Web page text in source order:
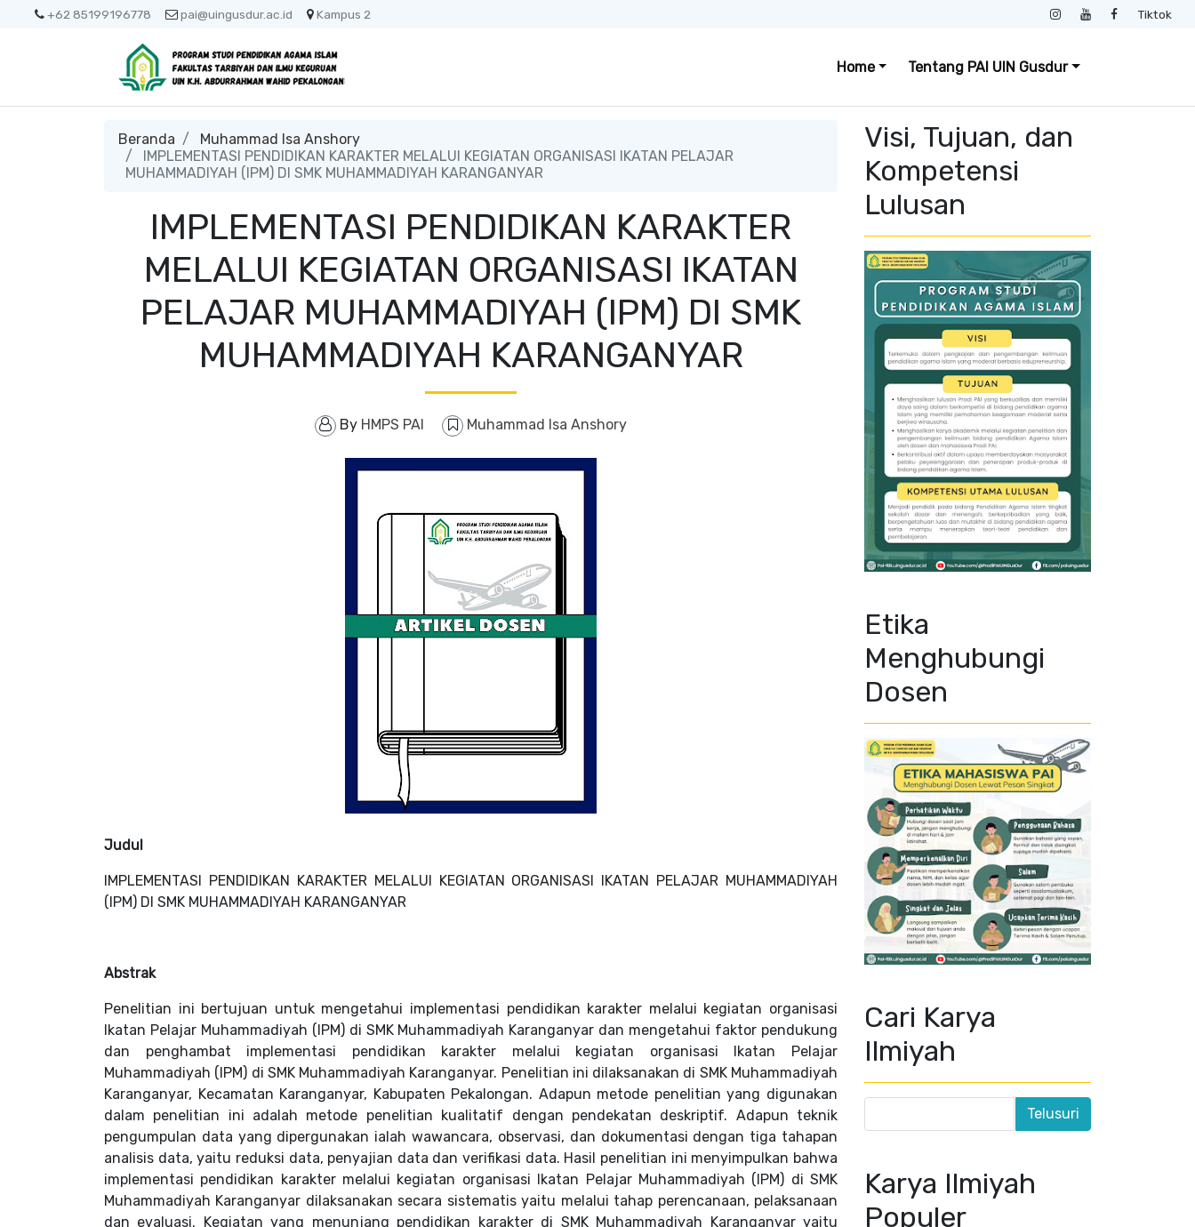
+62 85199196778 pai@uingusdur.ac.id Kampus 2 Tiktok
Home Tentang PAI UIN Gusdur
Beranda
Muhammad Isa Anshory
IMPLEMENTASI PENDIDIKAN KARAKTER MELALUI KEGIATAN ORGANISASI IKATAN PELAJAR
MUHAMMADIYAH (IPM) DI SMK MUHAMMADIYAH KARANGANYAR
IMPLEMENTASI PENDIDIKAN KARAKTER
MELALUI KEGIATAN ORGANISASI IKATAN
PELAJAR MUHAMMADIYAH (IPM) DI SMK
MUHAMMADIYAH KARANGANYAR
By HMPS PAI Muhammad Isa Anshory
Judul
IMPLEMENTASI PENDIDIKAN KARAKTER MELALUI KEGIATAN ORGANISASI IKATAN PELAJAR MUHAMMADIYAH
(IPM) DI SMK MUHAMMADIYAH KARANGANYAR
Abstrak
Penelitian ini bertujuan untuk mengetahui implementasi pendidikan karakter melalui kegiatan organisasi
Ikatan Pelajar Muhammadiyah (IPM) di SMK Muhammadiyah Karanganyar dan mengetahui faktor pendukung
dan penghambat implementasi pendidikan karakter melalui kegiatan organisasi Ikatan Pelajar
Muhammadiyah (IPM) di SMK Muhammadiyah Karanganyar. Penelitian ini dilaksanakan di SMK Muhammadiyah
Karanganyar, Kecamatan Karanganyar, Kabupaten Pekalongan. Adapun metode penelitian yang digunakan
dalam penelitian ini adalah metode penelitian kualitatif dengan pendekatan deskriptif. Adapun teknik
pengumpulan data yang dipergunakan ialah wawancara, observasi, dan dokumentasi dengan tiga tahapan
analisis data, yaitu reduksi data, penyajian data dan verifikasi data. Hasil penelitian ini menyimpulkan bahwa
implementasi pendidikan karakter melalui kegiatan organisasi Ikatan Pelajar Muhammadiyah (IPM) di SMK
Muhammadiyah Karanganyar dilaksanakan secara sistematis yaitu melalui tahap perencanaan, pelaksanaan
dan evaluasi. Kegiatan yang menunjang pendidikan karakter di SMK Muhammadiyah Karanganyar yaitu
Visi, Tujuan, dan
Kompetensi
Lulusan
Etika
Menghubungi
Dosen
Cari Karya
Ilmiyah
Karya Ilmiyah
Populer